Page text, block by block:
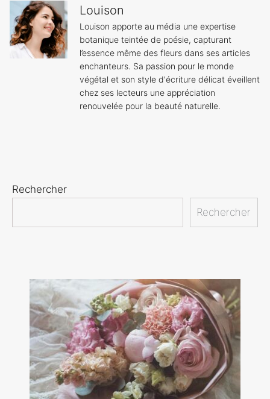
Louison
Louison apporte au média une expertise
botanique teintée de poésie, capturant
l’essence même des fleurs dans ses articles
enchanteurs. Sa passion pour le monde
végétal et son style d'écriture délicat éveillent
chez ses lecteurs une appréciation
renouvelée pour la beauté naturelle.
Rechercher
Rechercher